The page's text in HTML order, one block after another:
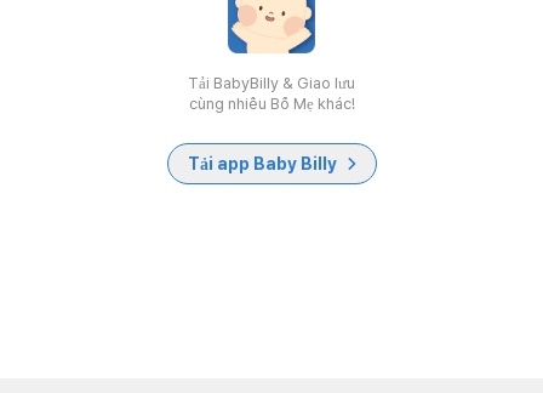
Tải BabyBilly & Giao lưu
cùng nhiều Bố Mẹ khác!
Tải app Baby Billy